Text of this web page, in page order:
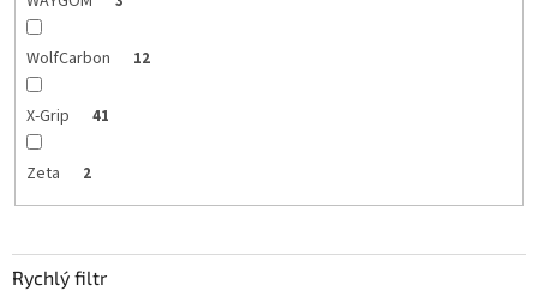
WolfCarbon 12
X-Grip 41
Zeta 2
Rychlý filtr